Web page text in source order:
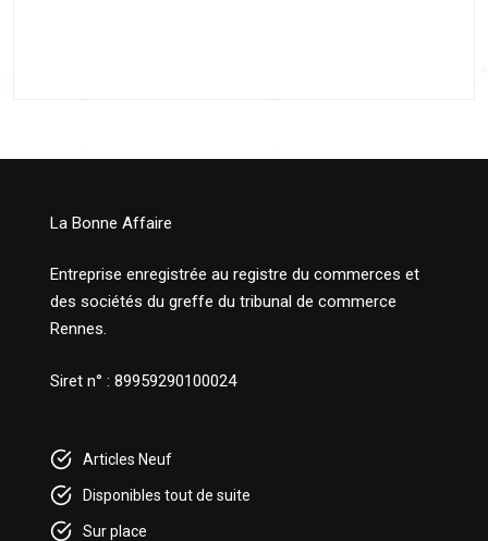
La Bonne Affaire
Entreprise enregistrée au registre du commerces et
des sociétés du greffe du tribunal de commerce
Rennes.
Siret n° : 89959290100024
Articles Neuf
Disponibles tout de suite
Sur place